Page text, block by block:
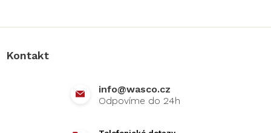
Kontakt
info@wasco.cz